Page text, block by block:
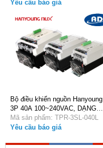
Yêu cầu báo giá
Bộ điều khiển nguồn Hanyoung
3P 40A 100~240VAC, DẠNG
SLIM TPR-3SL-040L
Mã sản phẩm: TPR-3SL-040L
Yêu cầu báo giá